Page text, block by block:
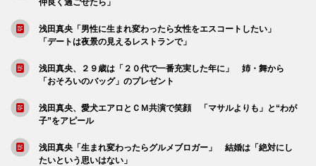
浅田真央「男性に生まれ変わったら女性をエスコートしたい」
「デートは夜景の見えるレストランで」
浅田真央、２９歳は「２０代で一番充実した年に」 姉・舞から
「おそろいのバッグ」のプレゼント
浅田真央、愛犬エアロとＣＭ共演で笑顔 「マサルよりも」と“わが
子”をアピール
浅田真央「生まれ変わったらグルメブロガー」 結婚は「絶対にし
たいという思いはない」